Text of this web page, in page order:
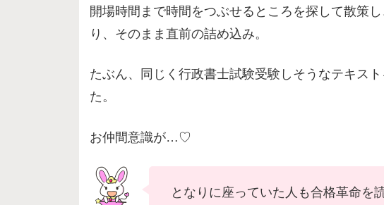
開場時間まで時間をつぶせるところを探して散策
り、そのまま直前の詰め込み。
たぶん、同じく行政書士試験受験しそうなテキス
た。
お仲間意識が…♡
となりに座っていた人も合格革命を